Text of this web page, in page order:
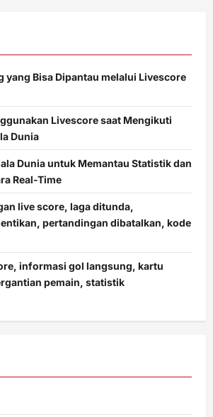
yang Bisa Dipantau melalui Livescore
Livescore saat Mengikuti
Dunia
Dunia untuk Memantau Statistik dan
Real-Time
live score, laga ditunda,
pertandingan dibatalkan, kode
informasi gol langsung, kartu
pemain, statistik